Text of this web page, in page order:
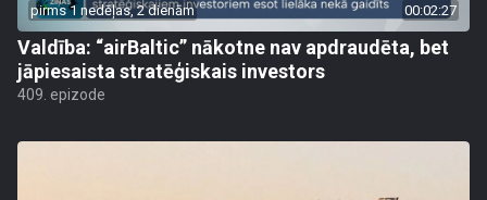
pirms 1 nedēļas, 2 dienām 00:02:27
Valdība: “airBaltic” nākotne nav apdraudēta, bet
jāpiesaista stratēģiskais investors
409. epizode